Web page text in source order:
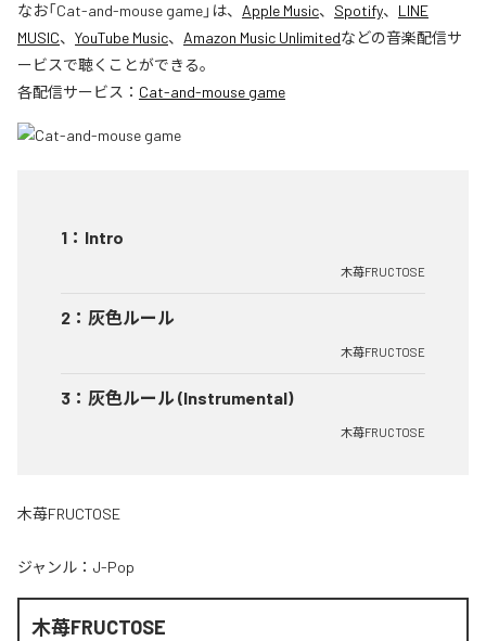
なお「Cat-and-mouse game」は、 Apple Music、 Spotify、 LINE
MUSIC、 YouTube Music、 Amazon Music Unlimitedなどの音楽配信サ
ービスで聴くことができる。
各配信サービス： Cat-and-mouse game
1 ： Intro
木苺FRUCTOSE
2 ： 灰色ルール
木苺FRUCTOSE
3 ： 灰色ルール (Instrumental)
木苺FRUCTOSE
木苺FRUCTOSE
ジャンル： J-Pop
木苺FRUCTOSE